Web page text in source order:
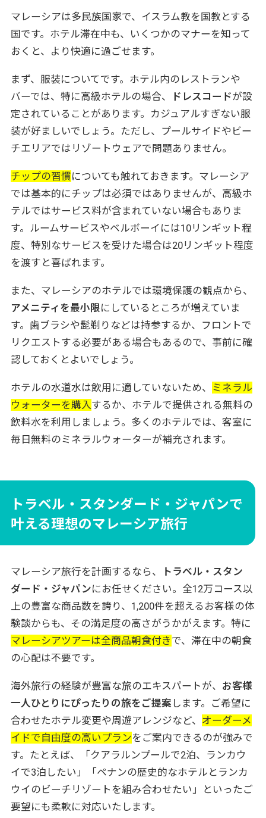
マレーシアは多民族国家で、イスラム教を国教とする
国です。ホテル滞在中も、いくつかのマナーを知って
おくと、より快適に過ごせます。
まず、服装についてです。ホテル内のレストランや
バーでは、特に高級ホテルの場合、
ドレスコードが設
定されていることがあります。カジュアルすぎない服
装が好ましいでしょう。ただし、プールサイドやビー
チエリアではリゾートウェアで問題ありません。
チップの習慣についても触れておきます。マレーシア
では基本的にチップは必須ではありませんが、高級ホ
テルではサービス料が含まれていない場合もありま
す。ルームサービスやベルボーイには10リンギット程
度、特別なサービスを受けた場合は20リンギット程度
を渡すと喜ばれます。
また、マレーシアのホテルでは環境保護の観点から、
アメニティを最小限にしているところが増えていま
す。歯ブラシや髭剃りなどは持参するか、フロントで
リクエストする必要がある場合もあるので、事前に確
認しておくとよいでしょう。
ホテルの水道水は飲用に適していないため、
ミネラル
ウォーターを購入するか、ホテルで提供される無料の
飲料水を利用しましょう。多くのホテルでは、客室に
毎日無料のミネラルウォーターが補充されます。
トラベル・スタンダード・ジャパンで
叶える理想のマレーシア旅行
マレーシア旅行を計画するなら、
トラベル・スタン
ダード・ジャパンにお任せください。全12万コース以
上の豊富な商品数を誇り、1,200件を超えるお客様の体
験談からも、その満足度の高さがうかがえます。特に
マレーシアツアーは全商品朝食付き で、滞在中の朝食
の心配は不要です。
海外旅行の経験が豊富な旅のエキスパートが、 お客様
一人ひとりにぴったりの旅をご提案 します。ご希望に
合わせたホテル変更や周遊アレンジなど、 オーダーメ
イドで自由度の高いプランをご案内できるのが強みで
す。たとえば、「クアラルンプールで2泊、ランカウ
イで3泊したい」「ペナンの歴史的なホテルとランカ
ウイのビーチリゾートを組み合わせたい」といったご
要望にも柔軟に対応いたします。